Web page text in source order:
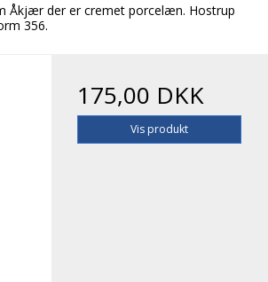
Åkjær der er cremet porcelæn. Hostrup
356.
175,00 DKK
Vis produkt